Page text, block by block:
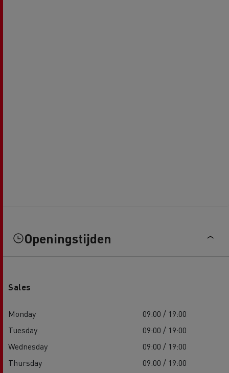
Openingstijden
Sales
Monday
09:00 / 19:00
Tuesday
09:00 / 19:00
Wednesday
09:00 / 19:00
Thursday
09:00 / 19:00